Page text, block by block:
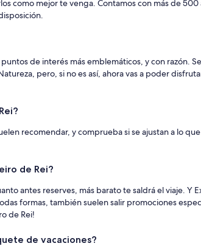
como mejor te venga. Contamos con más de
de interés más emblemáticos, y con razón.
pero, si no es así, ahora vas a poder
recomendar, y comprueba si se ajustan a lo
de Rei?
antes reserves, más barato te saldrá el viaje. Y
formas, también suelen salir promociones
de Rei!
de vacaciones?